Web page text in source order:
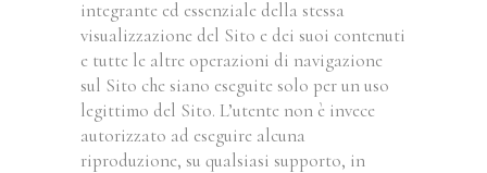
integrante ed essenziale della stessa
visualizzazione del Sito e dei suoi contenuti
e tutte le altre operazioni di navigazione
sul Sito che siano eseguite solo per un uso
legittimo del Sito. L’utente non è invece
autorizzato ad eseguire alcuna
riproduzione, su qualsiasi supporto, in